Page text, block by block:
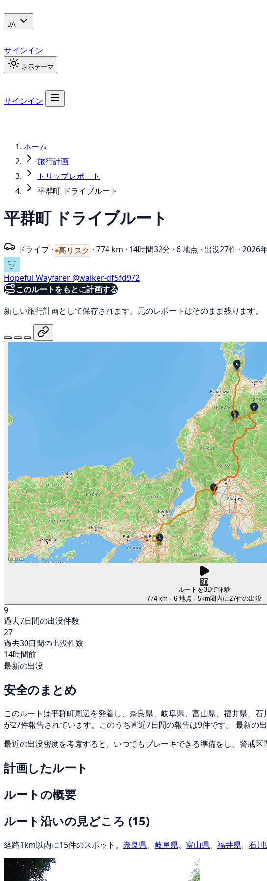
JA
サインイン
表示テーマ
サインイン
ホーム
旅行計画
トリップレポート
平群町 ドライブルート
平群町 ドライブルート
ドライブ · 高リスク · 774 km · 14時間32分 · 6 地点 · 出没27件 · 2026
Hopeful Wayfarer @walker-df5fd972
このルートをもとに計画する
新しい旅行計画として保存されます。元のレポートはそのまま残ります。
3D
ルートを3Dで体験
774 km · 6 地点 · 5km圏内に27件の出没
9
過去7日間の出没件数
27
過去30日間の出没件数
14時間前
最新の出没
安全のまとめ
このルートは平群町周辺を発着し、奈良県、岐阜県、富山県、福井県、
が27件報告されています。このうち直近7日間の報告は9件です。 最新の
最近の出没密度を考慮すると、いつでもブレーキできる準備をし、警戒区
計画したルート
ルートの概要
ルート沿いの見どころ (15)
経路1km以内に15件のスポット。 奈良県、 岐阜県、 富山県、 福井県、 石川